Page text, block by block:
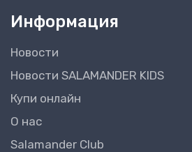
Информация
Новости
Новости SALAMANDER KIDS
Купи онлайн
О нас
Salamander Club